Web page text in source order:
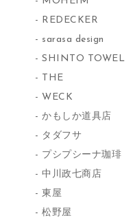
REDECKER
sarasa design
SHINTO TOWEL
THE
WECK
かもしか道具店
タダフサ
プシプシーナ珈琲
中川政七商店
東屋
松野屋